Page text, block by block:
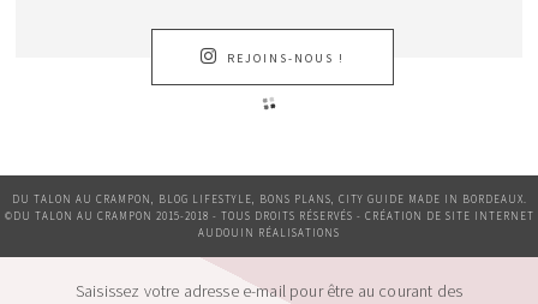
REJOINS-NOUS !
DU TALON AU CRAMPON, BLOG LIFESTYLE, BONS PLANS, CITY GUIDE MADE IN BORDEAUX.
©DU TALON AU CRAMPON 2015-2018 - TOUS DROITS RÉSERVÉS - CRÉATION DE SITE INTERNET
AUDOUIN RÉALISATIONS
Saisissez votre adresse e-mail pour être au courant des